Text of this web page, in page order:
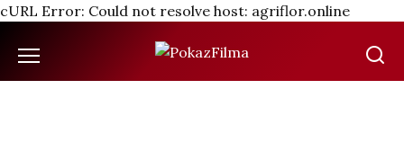
cURL Error: Could not resolve host: agriflor.online